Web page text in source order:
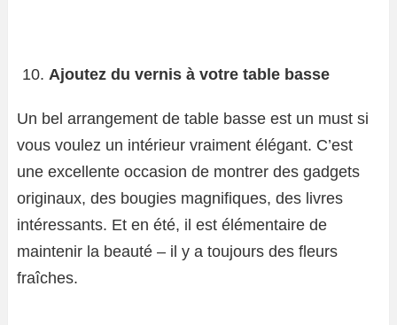
Ajoutez du vernis à votre table basse
Un bel arrangement de table basse est un must si
vous voulez un intérieur vraiment élégant. C’est
une excellente occasion de montrer des gadgets
originaux, des bougies magnifiques, des livres
intéressants. Et en été, il est élémentaire de
maintenir la beauté – il y a toujours des fleurs
fraîches.